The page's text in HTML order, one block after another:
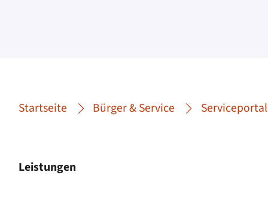
Startseite Bürger & Service Serviceportal
Leistungen